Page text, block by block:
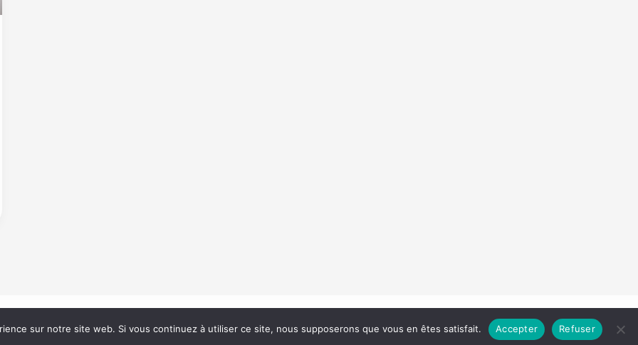
Droit d'auteur © 2026 Les Carnets de Madame
sur notre site web. Si vous continuez à utiliser ce site, nous supposerons que vous en êtes satisfait. Accepter Refuser